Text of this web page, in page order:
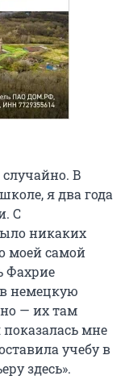
В
я два года
С
никаких
моей самой
Фахрие
немецкую
— их там
мне
учебу в
здесь».